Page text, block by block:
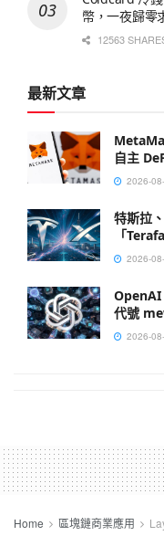
幣，一夜歸零
12563
最新文章
自主
2026-
特斯拉
「
2026-
OpenAI
代號
2026-
Home 區塊鏈商業應用